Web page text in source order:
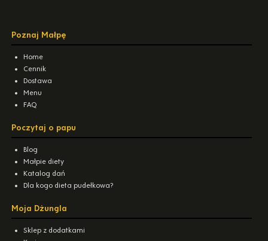
Poznaj Małpę
Home
Cennik
Dostawa
Menu
FAQ
Poczytaj o papu
Blog
Małpie diety
Katalog dań
Dla kogo dieta pudełkowa?
Moja Dżungla
Sklep z dodatkami